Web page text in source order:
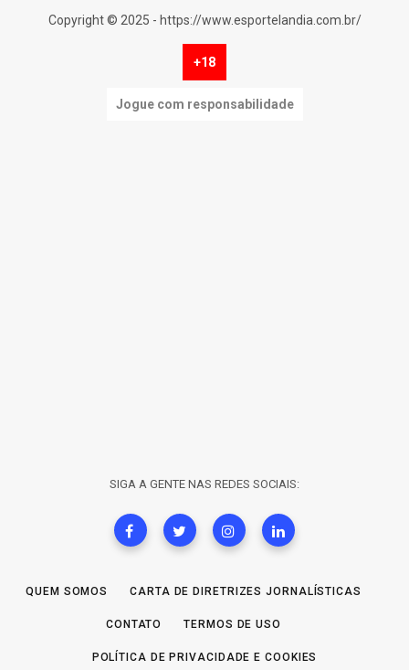
Copyright © 2025 - https://www.esportelandia.com.br/
+18
Jogue com responsabilidade
SIGA A GENTE NAS REDES SOCIAIS:
QUEM SOMOS CARTA DE DIRETRIZES JORNALÍSTICAS
CONTATO TERMOS DE USO
POLÍTICA DE PRIVACIDADE E COOKIES